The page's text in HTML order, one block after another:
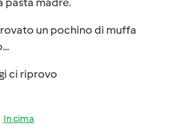
un pochino di muffa
ci riprovo
In cima